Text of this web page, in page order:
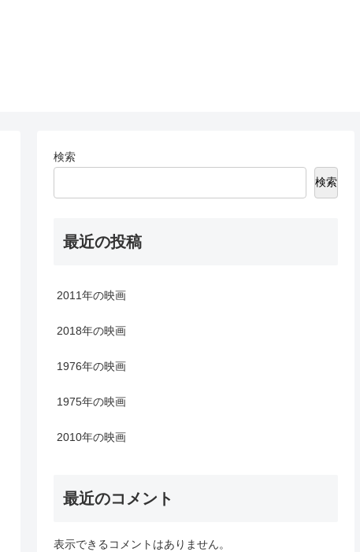
検索
検索
最近の投稿
2011年の映画
2018年の映画
1976年の映画
1975年の映画
2010年の映画
最近のコメント
表示できるコメントはありません。